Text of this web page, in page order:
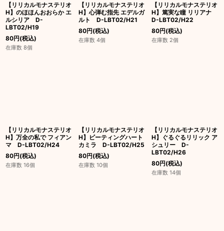
【リリカルモナステリオ
H】のほほんおおらか エ
ルシリア D-
LBT02/H19
80円(税込)
在庫数 8個
【リリカルモナステリオ
H】心弾む指先 エデルガ
ルト D-LBT02/H21
80円(税込)
在庫数 4個
【リリカルモナステリオ
H】篤実な瞳 リリアナ
D-LBT02/H22
80円(税込)
在庫数 2個
【リリカルモナステリオ
H】万全の私で フィアン
マ D-LBT02/H24
80円(税込)
在庫数 16個
【リリカルモナステリオ
H】ビーティングハート
カミラ D-LBT02/H25
80円(税込)
在庫数 10個
【リリカルモナステリオ
H】ぐるぐるリリック ア
シュリー D-
LBT02/H26
80円(税込)
在庫数 14個